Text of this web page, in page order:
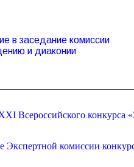
в заседание комиссии
и диаконии
Всероссийского конкурса
комиссии